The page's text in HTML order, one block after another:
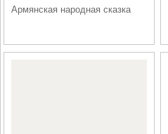
Армянская народная сказка